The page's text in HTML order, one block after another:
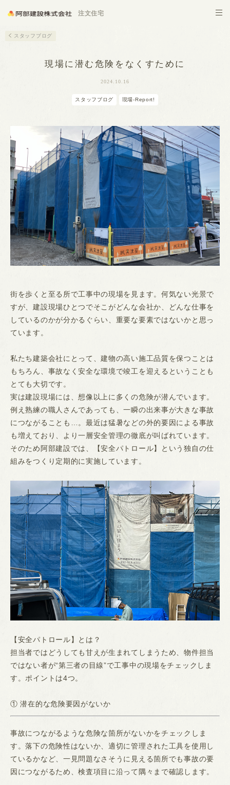
注文住宅
スタッフブログ
現場に潜む危険をなくすために
2024.10.16
スタッフブログ 現場-Report!
街を歩くと至る所で工事中の現場を見ます。何気ない光景で
すが、建設現場ひとつでそこがどんな会社か、どんな仕事を
しているのかが分かるぐらい、重要な要素ではないかと思っ
ています。
私たち建築会社にとって、建物の高い施工品質を保つことは
もちろん、事故なく安全な環境で竣工を迎えるということも
とても大切です。
実は建設現場には、想像以上に多くの危険が潜んでいます。
例え熟練の職人さんであっても、一瞬の出来事が大きな事故
につながることも…。最近は猛暑などの外的要因による事故
も増えており、より一層安全管理の徹底が叫ばれています。
そのため阿部建設では、【安全パトロール】という独自の仕
組みをつくり定期的に実施しています。
【安全パトロール】とは？
担当者ではどうしても甘えが生まれてしまうため、物件担当
ではない者が“第三者の目線”で工事中の現場をチェックしま
す。ポイントは4つ。
① 潜在的な危険要因がないか
事故につながるような危険な箇所がないかをチェックしま
す。落下の危険性はないか、適切に管理された工具を使用し
ているかなど、一見問題なさそうに見える箇所でも事故の要
因につながるため、検査項目に沿って隅々まで確認します。